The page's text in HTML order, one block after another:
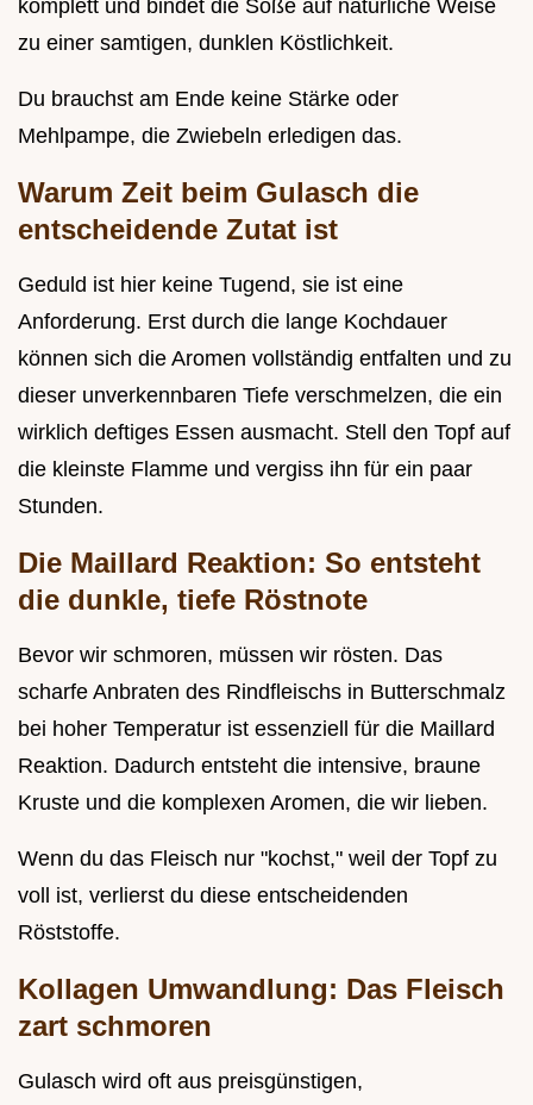
komplett und bindet die Soße auf natürliche Weise
zu einer samtigen, dunklen Köstlichkeit.
Du brauchst am Ende keine Stärke oder
Mehlpampe, die Zwiebeln erledigen das.
Warum Zeit beim Gulasch die
entscheidende Zutat ist
Geduld ist hier keine Tugend, sie ist eine
Anforderung. Erst durch die lange Kochdauer
können sich die Aromen vollständig entfalten und zu
dieser unverkennbaren Tiefe verschmelzen, die ein
wirklich deftiges Essen ausmacht. Stell den Topf auf
die kleinste Flamme und vergiss ihn für ein paar
Stunden.
Die Maillard Reaktion: So entsteht
die dunkle, tiefe Röstnote
Bevor wir schmoren, müssen wir rösten. Das
scharfe Anbraten des Rindfleischs in Butterschmalz
bei hoher Temperatur ist essenziell für die Maillard
Reaktion. Dadurch entsteht die intensive, braune
Kruste und die komplexen Aromen, die wir lieben.
Wenn du das Fleisch nur "kochst," weil der Topf zu
voll ist, verlierst du diese entscheidenden
Röststoffe.
Kollagen Umwandlung: Das Fleisch
zart schmoren
Gulasch wird oft aus preisgünstigen,